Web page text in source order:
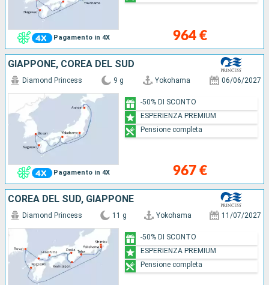
Pagamento in 4X 964 €
GIAPPONE, COREA DEL SUD
Pagamento in 4X
Diamond Princess 9 g Yokohama 06/06/2027
967 €
-50% DI SCONTO
ESPERIENZA PREMIUM
Pensione completa
COREA DEL SUD, GIAPPONE
Diamond Princess 11 g Yokohama 11/07/2027
-50% DI SCONTO
ESPERIENZA PREMIUM
Pensione completa